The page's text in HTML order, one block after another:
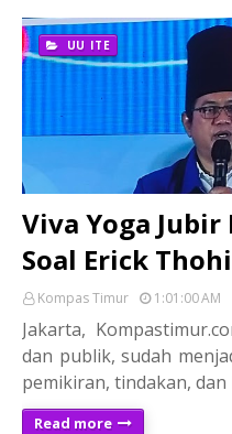
UU ITE
Viva Yoga
Soal Erick
Kompas Timur 1:01:00 AM
Jakarta,
dan publik, sudah
pemikiran, tindakan,
Read more